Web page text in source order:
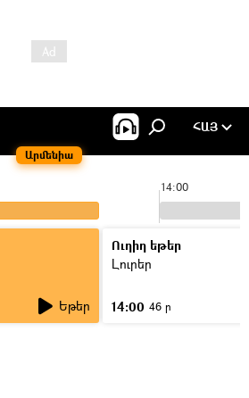
Արմենիա
ՀԱՅ
14:00
Եթեր
Ուղիղ եթեր
Լուրեր
14:00 46 ր